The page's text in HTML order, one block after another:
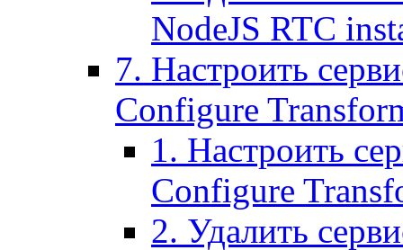
NodeJS RTC
7. Настроить
Configure
1. Настроить
Configure
2. Удалить